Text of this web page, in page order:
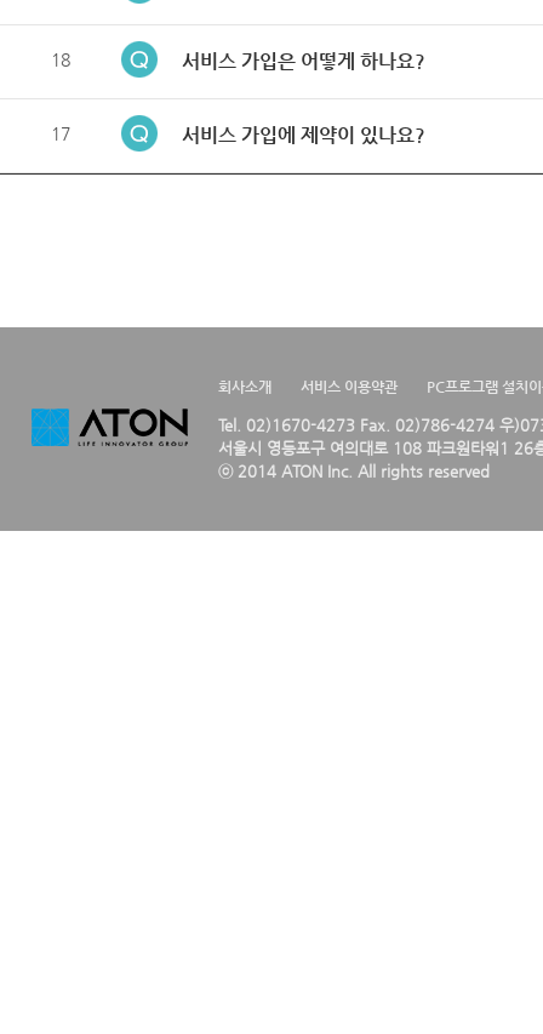
18 서비스 가입은 어떻게 하나요?
17 서비스 가입에 제약이 있나요?
회사소개 서비스 이용약관 PC프로그램 설치
Tel. 02)1670-4273 Fax. 02)786-4274 우
서울시 영등포구 여의대로 108 파크원타워1 26
ⓒ 2014 ATON Inc. All rights reserved